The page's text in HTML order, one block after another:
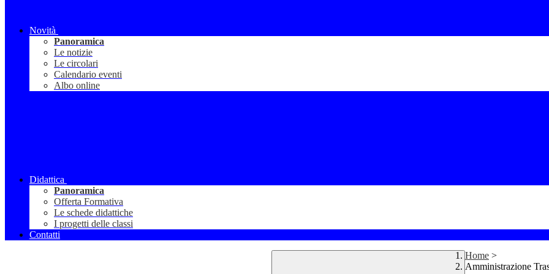
Novità
Panoramica
Le notizie
Le circolari
Calendario eventi
Albo online
Didattica
Panoramica
Offerta Formativa
Le schede didattiche
I progetti delle classi
Contatti
Home >
Amministrazione